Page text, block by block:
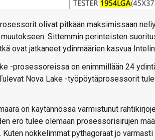
olivat pitkään maksimissaan
Sittemmin perinteisten
ovat jatkaneet ydinmäärien kasvua
-prosessoreissa on enimmillään 24
Nova Lake -työpöytäprosessorit
on käytännössä varmistunut
ero tulee olemaan prosessorisirujen
nokkelimmat pythagoraat jo